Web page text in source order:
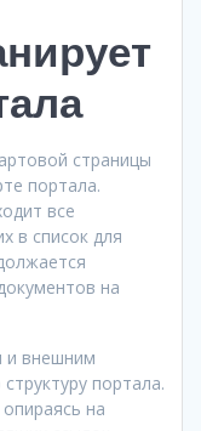
страницы
портала.
все
в список для
на
и внешним
портала.
на